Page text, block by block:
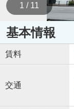
1 / 11
基本情報
賃料
交通